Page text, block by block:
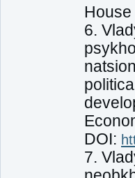
House
6.
DOI:
7.